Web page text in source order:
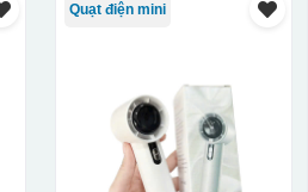
Quạt điện mini